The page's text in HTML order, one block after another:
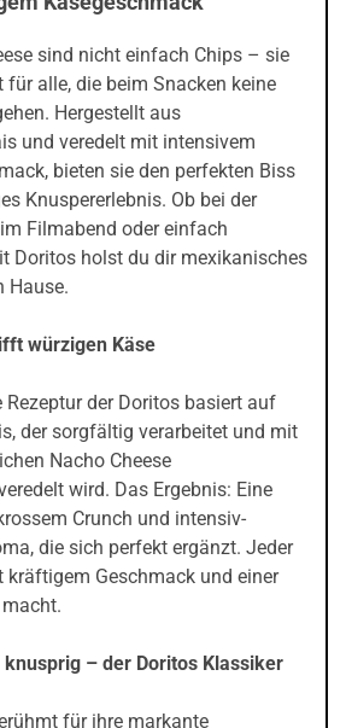
sind nicht einfach Chips – sie
alle, die beim Snacken keine
Hergestellt aus
und veredelt mit intensivem
bieten sie den perfekten Biss
Knuspererlebnis. Ob bei der
Filmabend oder einfach
Doritos holst du dir mexikanisches
Hause.
würzigen Käse
Rezeptur der Doritos basiert auf
der sorgfältig verarbeitet und mit
Nacho Cheese
wird. Das Ergebnis: Eine
Crunch und intensiv-
die sich perfekt ergänzt. Jeder
kräftigem Geschmack und einer
knusprig – der Doritos Klassiker
für ihre markante